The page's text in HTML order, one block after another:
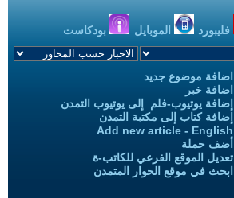
فليبورد الموبايل بودكاست
اضافة موضوع جديد
اضافة خبر
إضافة يوتيوب-فلم إلى يوتيوب التمدن
إضافة كتاب إلى مكتبة التمدن
Add new article - English
أضف حملة
تعديل الموقع الفرعي للكاتب-ة
ابحث في موقع الحوار المتمدن